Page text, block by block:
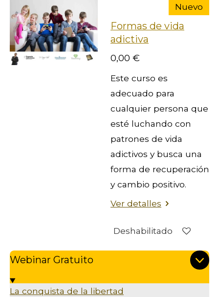
Nuevo
Formas de vida
adictiva
0,00 €
Este curso es
adecuado para
cualquier persona que
esté luchando con
patrones de vida
adictivos y busca una
forma de recuperación
y cambio positivo.
Ver detalles
Deshabilitado
Webinar Gratuito
La conquista de la libertad